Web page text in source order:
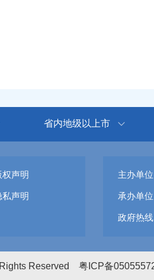
省内地级以上市
权声明
私声明
主办单
承办单
政府热
Reserved 粤ICP备